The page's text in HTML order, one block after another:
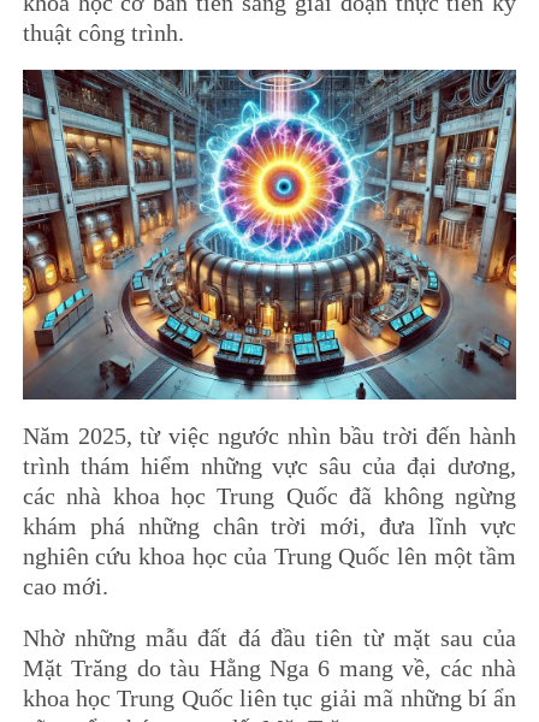
thuật công trình.
Năm 2025, từ việc ngước nhìn bầu trời đến hành
trình thám hiểm những vực sâu của đại dương,
các nhà khoa học Trung Quốc đã không ngừng
khám phá những chân trời mới, đưa lĩnh vực
nghiên cứu khoa học của Trung Quốc lên một tầm
cao mới.
Nhờ những mẫu đất đá đầu tiên từ mặt sau của
Mặt Trăng do tàu Hằng Nga 6 mang về, các nhà
khoa học Trung Quốc liên tục giải mã những bí ẩn